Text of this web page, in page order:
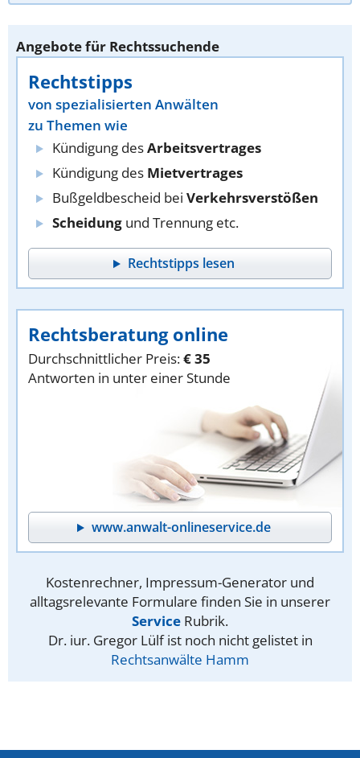
Angebote für Rechtssuchende
Rechtstipps
von spezialisierten Anwälten
zu Themen wie
Kündigung desArbeitsvertrages
Kündigung des Mietvertrages
Bußgeldbescheid bei Verkehrsverstößen
Scheidung und Trennung etc.
Rechtstipps lesen
Rechtsberatung online
Durchschnittlicher Preis:€ 35
Antworten in unter einer Stunde
www.anwalt-onlineservice.de
Kostenrechner, Impressum-Generator und
alltagsrelevante Formulare finden Sie in unserer
Service Rubrik.
Dr. iur. Gregor Lülf ist noch nicht gelistet in
Rechtsanwälte Hamm